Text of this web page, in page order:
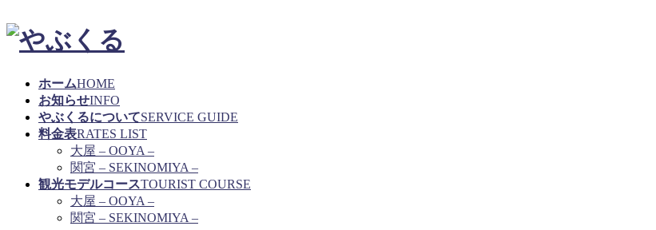
ホームHOME
お知らせINFO
やぶくるについてSERVICE GUIDE
料金表RATES LIST
大屋 – OOYA –
関宮 – SEKINOMIYA –
観光モデルコースTOURIST COURSE
大屋 – OOYA –
関宮 – SEKINOMIYA –